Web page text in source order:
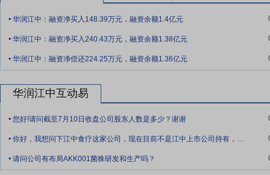
收合并江中济海。济生制药吸收合并江中济海后,将承接其全部资产
名称继续存续经营。本次吸收合并未构成关联交易,未构成重大资产
桑海制药为公司控股子公司,其财务报表已纳入公司合并报表范围,本
要点14：实控人变更为中国华润
2019年2月22日公告,2019年2月22
更登记手续,华润医药控股成为江中集团控股股东,间接控制江中药业
. 华润江中：融资净买入148.39万元，融资余额1.4亿元
. 华润江中：融资净买入240.43万元，融资余额1.38亿元
. 华润江中：融资净偿还224.25万元，融资余额1.36亿元
华润江中互动易
. 您好!请问截至7月10日收盘公司股东人数是多少？谢谢
. 你好，我想问下江中食疗这家公司，现在目前不是江中上市公司持有，也不是江中集团公司
. 请问公司有布局AKK001菌株研发和生产吗？